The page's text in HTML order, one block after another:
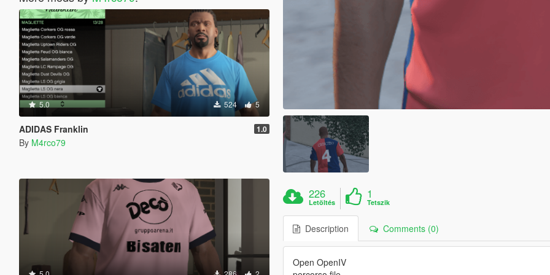
5.0 524 5
ADIDAS Franklin 1.0
By M4rco79
226
Letöltés
1
Tetszik
Description Comments (0)
Open OpenIV